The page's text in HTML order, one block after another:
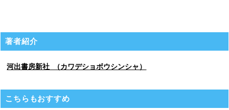
著者紹介
河出書房新社 （カワデショボウシンシャ）
こちらもおすすめ